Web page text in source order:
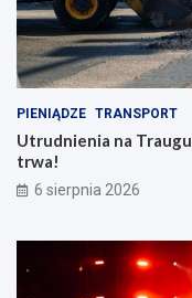
PIENIĄDZE TRANSPORT
Utrudnienia na
trwa!
6 sierpnia 2026